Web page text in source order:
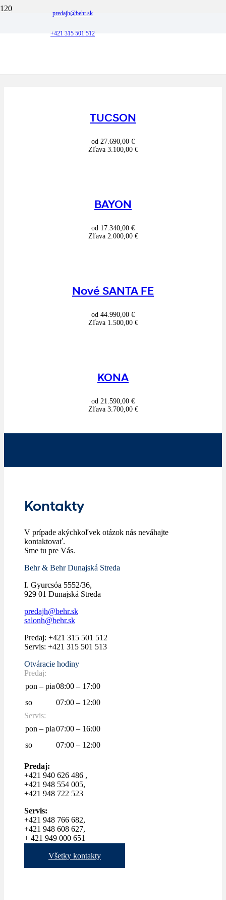
predajh@behr.sk
+421 315 501 512
Hyundai modely
TUCSON
od 27.690,00 €
Zľava 3.100,00€
BAYON
od 17.340,00 €
Zľava 2.000,00€
Nové SANTA FE
od 44.990,00 €
Zľava 1.500,00€
KONA
od 21.590,00 €
Zľava 3.700,00€
Kontakty
V prípade akýchkoľvek otázok nás neváhajte
kontaktovať.
Sme tu pre Vás.
Behr & Behr Dunajská Streda
I. Gyurcsóa 5552/36,
929 01 Dunajská Streda
predajh@behr.sk
salonh@behr.sk
Predaj: +421 315 501 512
Servis: +421 315 501 513
Otváracie hodiny
Predaj:
pon – pia08:00 – 17:00
so
07:00 – 12:00
Servis:
pon – pia07:00 – 16:00
so
07:00 – 12:00
Predaj:
+421 940 626 486 ,
+421 948 554 005,
+421 948 722 523
Servis:
+421 948 766 682,
+421 948 608 627,
+ 421 949 000 651
Všetky kontakty